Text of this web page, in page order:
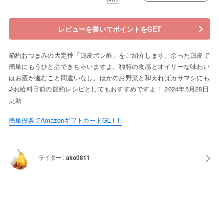
レビューを書いてポイントをGET
節約おつまみの大定番「鶏皮ポン酢」をご紹介します。余った鶏皮で
簡単にもうひと品できちゃいますよ。独特の食感とオイリーな味わい
はお酒が進むこと間違いなし。ほかのお野菜と和えればカサマシにも
♪お給料日前の節約レシピとしてもおすすめですよ！ 2024年5月28日
更新
簡単投票でAmazonギフトカードGET！
ライター :ako0811